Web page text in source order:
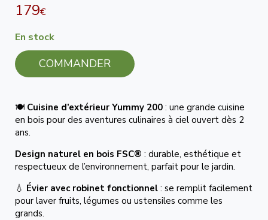
179€
En stock
COMMANDER
🍽️ Cuisine d’extérieur Yummy 200 : une grande cuisine
en bois pour des aventures culinaires à ciel ouvert dès 2
ans.
Design naturel en bois FSC® : durable, esthétique et
respectueux de l’environnement, parfait pour le jardin.
💧 Évier avec robinet fonctionnel : se remplit facilement
pour laver fruits, légumes ou ustensiles comme les
grands.